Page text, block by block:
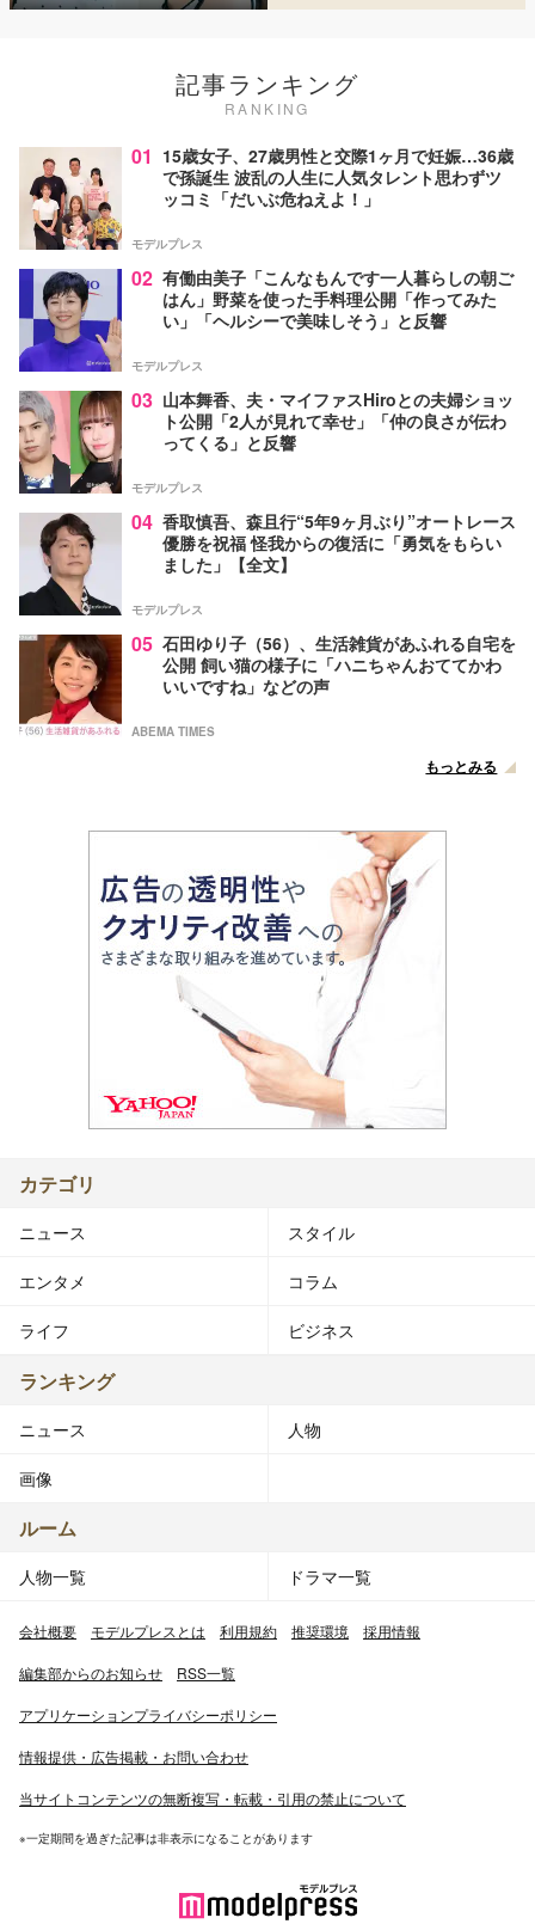
記事ランキング
RANKING
01 15歳女子、27歳男性と交際1ヶ月で妊娠…36歳
で孫誕生 波乱の人生に人気タレント思わずツ
ッコミ「だいぶ危ねえよ！」
モデルプレス
02 有働由美子「こんなもんです一人暮らしの朝ご
はん」野菜を使った手料理公開「作ってみた
い」「ヘルシーで美味しそう」と反響
モデルプレス
03 山本舞香、夫・マイファスHiroとの夫婦ショッ
ト公開「2人が見れて幸せ」「仲の良さが伝わ
ってくる」と反響
モデルプレス
04 香取慎吾、森且行“5年9ヶ月ぶり”オートレース
優勝を祝福 怪我からの復活に「勇気をもらい
ました」【全文】
モデルプレス
05 石田ゆり子（56）、生活雑貨があふれる自宅を
公開 飼い猫の様子に「ハニちゃんおててかわ
いいですね」などの声
ABEMA TIMES
もっとみる
カテゴリ
ニュース スタイル
エンタメ コラム
ライフ ビジネス
ランキング
ニュース 人物
画像
ルーム
人物一覧 ドラマ一覧
会社概要 モデルプレスとは 利用規約 推奨環境 採用情報
編集部からのお知らせ RSS一覧
アプリケーションプライバシーポリシー
情報提供・広告掲載・お問い合わせ
当サイトコンテンツの無断複写・転載・引用の禁止について
※一定期間を過ぎた記事は非表示になることがあります